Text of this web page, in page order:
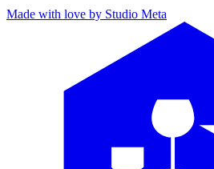
Made with love by Studio Meta